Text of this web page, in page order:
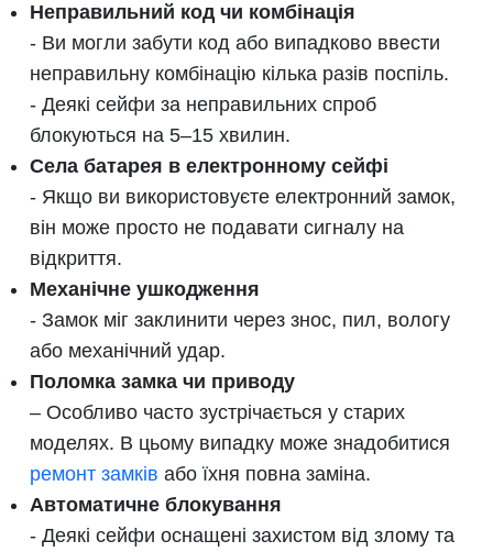
Неправильний код чи комбінація
- Ви могли забути код або випадково ввести
неправильну комбінацію кілька разів поспіль.
- Деякі сейфи за неправильних спроб
блокуються на 5–15 хвилин.
Села батарея в електронному сейфі
- Якщо ви використовуєте електронний замок,
він може просто не подавати сигналу на
відкриття.
Механічне ушкодження
- Замок міг заклинити через знос, пил, вологу
або механічний удар.
Поломка замка чи приводу
– Особливо часто зустрічається у старих
моделях. В цьому випадку може знадобитися
ремонт замків або їхня повна заміна.
Автоматичне блокування
- Деякі сейфи оснащені захистом від злому та